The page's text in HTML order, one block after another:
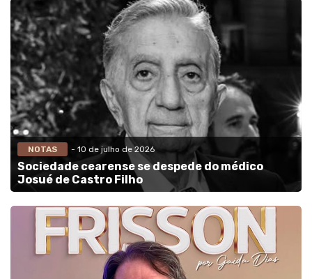
NOTAS - 10 de julho de 2026
Sociedade cearense se despede do médico
Josué de Castro Filho